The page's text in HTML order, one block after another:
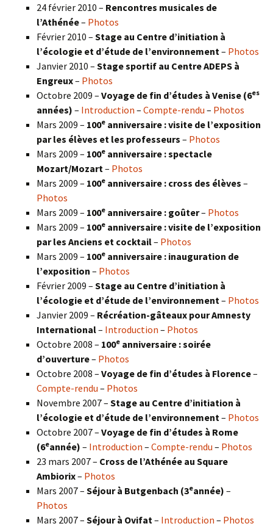
24 février 2010 – Rencontres musicales de
l’Athénée– Photos
Février 2010 – Stage au Centre d’initiation à
l’écologie et d’étude de l’environnement – Photos
Janvier 2010 – Stage sportif au Centre ADEPS à
Engreux– Photos
Octobre 2009 – Voyage de fin d’études à Venise (6es
années) – Introduction – Compte-rendu – Photos
Mars 2009 – 100e anniversaire : visite de l’exposition
par les élèves et les professeurs – Photos
Mars 2009 – 100e anniversaire : spectacle
Mozart/Mozart – Photos
Mars 2009 – 100e anniversaire : cross des élèves –
Photos
Mars 2009 – 100e anniversaire : goûter– Photos
Mars 2009 – 100e anniversaire : visite de l’exposition
par les Anciens et cocktail– Photos
Mars 2009 – 100e anniversaire : inauguration de
l’exposition – Photos
Février 2009 – Stage au Centre d’initiation à
l’écologie et d’étude de l’environnement – Photos
Janvier 2009 – Récréation-gâteaux pour Amnesty
International– Introduction – Photos
Octobre 2008 – 100e anniversaire : soirée
d’ouverture– Photos
Octobre 2008 – Voyage de fin d’études à Florence–
Compte-rendu – Photos
Novembre 2007 – Stage au Centre d’initiation à
l’écologie et d’étude de l’environnement – Photos
Octobre 2007 – Voyage de fin d’études à Rome
(6eannée) – Introduction – Compte-rendu – Photos
23 mars 2007 – Cross de l’Athénée au Square
Ambiorix– Photos
Mars 2007 – Séjour à Butgenbach (3eannée) –
Photos
Mars 2007 – Séjour à Ovifat – Introduction – Photos